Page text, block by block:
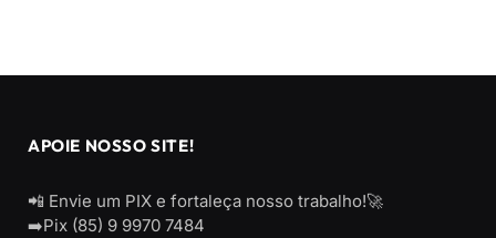
APOIE NOSSO SITE!
📲 Envie um PIX e fortaleça nosso trabalho!🚀
➡️Pix (85) 9 9970 7484